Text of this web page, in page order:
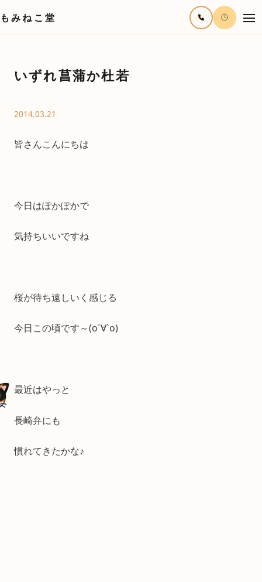
もみねこ堂
いずれ菖蒲か杜若
2014.03.21
皆さんこんにちは
今日はぽかぽかで
気持ちいいですね
桜が待ち遠しいく感じる
今日この頃です～(о´∀`о)
最近はやっと
長崎弁にも
慣れてきたかな♪